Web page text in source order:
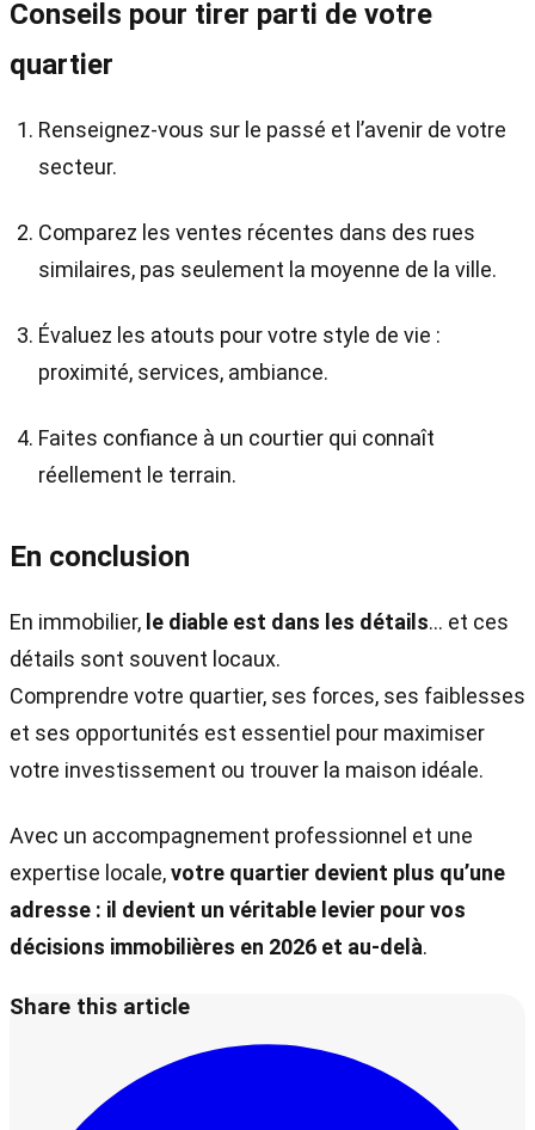
Conseils pour tirer parti de votre
quartier
Renseignez-vous sur le passé et l’avenir de votre
secteur.
Comparez les ventes récentes dans des rues
similaires, pas seulement la moyenne de la ville.
Évaluez les atouts pour votre style de vie :
proximité, services, ambiance.
Faites confiance à un courtier qui connaît
réellement le terrain.
En conclusion
En immobilier, le diable est dans les détails… et ces
détails sont souvent locaux.
Comprendre votre quartier, ses forces, ses faiblesses
et ses opportunités est essentiel pour maximiser
votre investissement ou trouver la maison idéale.
Avec un accompagnement professionnel et une
expertise locale,votre quartier devient plus qu’une
adresse : il devient un véritable levier pour vos
décisions immobilières en 2026 et au-delà.
Share this article